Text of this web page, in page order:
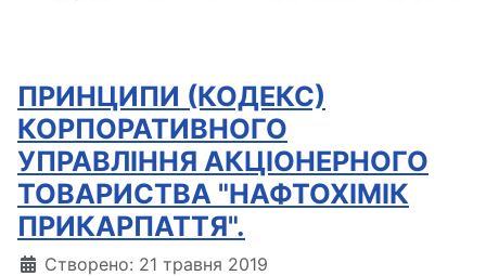
ПРИНЦИПИ (КОДЕКС)
КОРПОРАТИВНОГО
УПРАВЛІННЯ АКЦІОНЕРНОГО
ТОВАРИСТВА "НАФТОХІМІК
ПРИКАРПАТТЯ".
Деталі
Створено: 21 травня 2019